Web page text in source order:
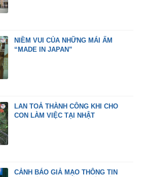
NIỀM VUI CỦA NHỮNG MÁI ẤM
“MADE IN JAPAN”
LAN TOẢ THÀNH CÔNG KHI CHO
CON LÀM VIỆC TẠI NHẬT
CẢNH BÁO GIẢ MẠO THÔNG TIN